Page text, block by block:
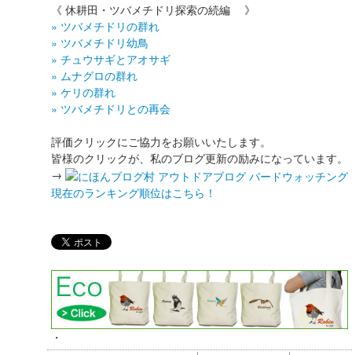
《 休耕田・ツバメチドリ探索の続編 》
» ツバメチドリの群れ
» ツバメチドリ幼鳥
» チュウサギとアオサギ
» ムナグロの群れ
» ケリの群れ
» ツバメチドリとの再会
評価クリックにご協力をお願いいたします。
皆様のクリックが、私のブログ更新の励みになっています。
→
現在のランキング順位はこちら！
・